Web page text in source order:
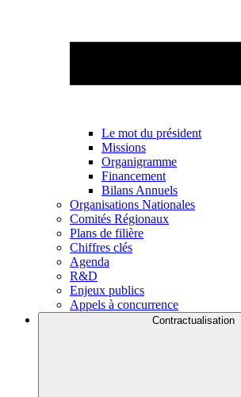
Le mot du président
Missions
Organigramme
Financement
Bilans Annuels
Organisations Nationales
Comités Régionaux
Plans de filière
Chiffres clés
Agenda
R&D
Enjeux publics
Appels à concurrence
Contractualisation